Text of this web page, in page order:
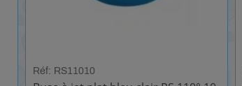
Réf: RS11010